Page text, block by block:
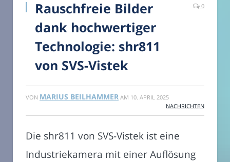
Rauschfreie Bilder
dank hochwertiger
Technologie: shr811
von SVS-Vistek
0
VON MARIUS BEILHAMMER AM 10. APRIL 2025
NACHRICHTEN
Die shr811 von SVS-Vistek ist eine
Industriekamera mit einer Auflösung